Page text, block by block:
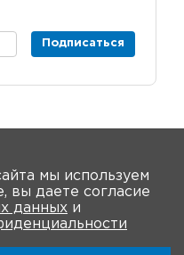
Подписаться
мы используем
вы даете согласие
данных и
Общая информация